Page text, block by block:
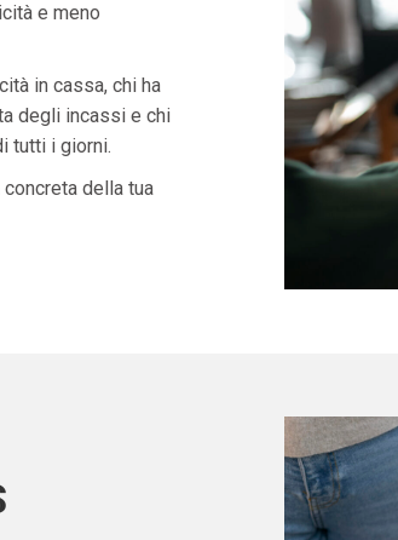
e meno
in cassa, chi ha
degli incassi e chi
tutti i giorni.
della tua